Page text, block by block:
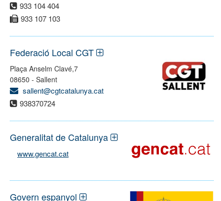
933 104 404
933 107 103
Federació Local CGT
Plaça Anselm Clavé,7
08650 - Sallent
sallent@cgtcatalunya.cat
938370724
Generalitat de Catalunya
www.gencat.cat
Govern espanyol